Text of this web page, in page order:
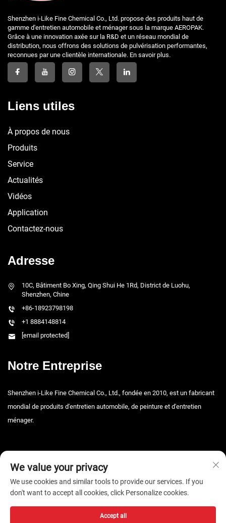
Shenzhen i-Like Fine Chemical Co., Ltd. propose des produits haut de
gamme d'entretien automobile et ménager sous la marque AEROPAK.
Grâce à une innovation axée sur la R&D et un réseau mondial de
distribution, nous offrons des solutions de pulvérisation performantes,
reconnues par une clientèle internationale. En savoir plus.
Liens utiles
À propos de nous
Produits
Service
Actualités
Vidéos
Application
Contactez-nous
Adresse
10C, Bâtiment Bo Xing, Qing Shui He 1Rd, District de Luohu,
Shenzhen, Chine
+86-18923798198
+1 8884148814
[email protected]
Notre Entreprise
Shenzhen i-Like Fine Chemical Co., Ltd., fondée en 2010, est un fabricant
mondial de produits d'entretien automobile, de peinture et d'entretien
ménager.
Copyright © 2026 Shenzhen i-Like Fine Chemical Co., Ltd. Tous droits
We value your privacy
We use cookies and similar tools to provide our services. If you
don't want to accept all cookies, click Personalize cookies.
Accept all